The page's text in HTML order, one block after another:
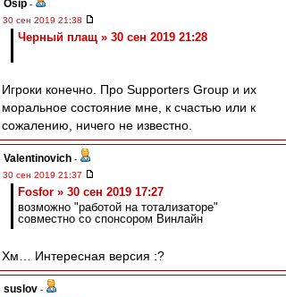
Osip -
30 сен 2019 21:38
Черный плащ » 30 сен 2019 21:28
Игроки конечно. Про Supporters Group и их
моральное состояние мне, к счастью или к
сожалению, ничего не известно.
Valentinovich -
30 сен 2019 21:37
Fosfor » 30 сен 2019 17:27
возможно "работой на тотализаторе"
совместно со спонсором Винлайн
Хм… Интересная версия :?
suslov -